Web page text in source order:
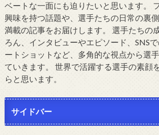
ベートな一面にも迫りたいと思います。
興味を持つ話題や、選手たちの日常の裏
満載の記事をお届けします。 選手たちの
ろん、インタビューやエピソード、SNS
ートショットなど、多角的な視点から選
ていきます。 世界で活躍する選手の素顔
らと思います。
サイドバー